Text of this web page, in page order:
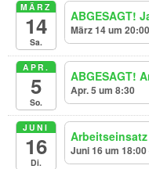
MÄRZ
14
Sa.
ABGESAGT!
März 14 um 20:00
APR.
5
So.
ABGESAGT!
Apr. 5 um 8:30
JUNI
16
Di.
Arbeitseinsatz
Juni 16 um